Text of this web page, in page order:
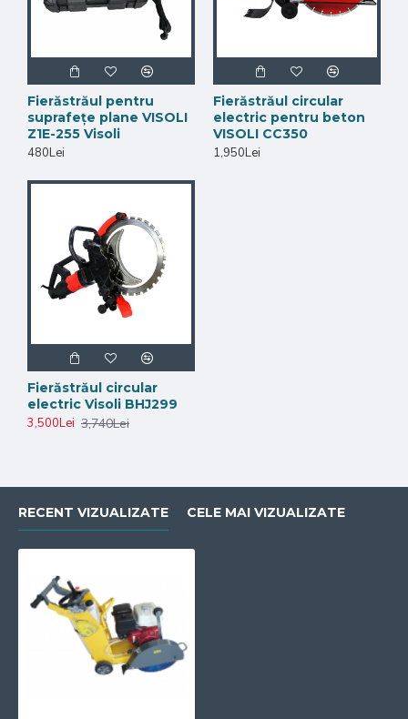
Fierăstrăul pentru
suprafețe plane VISOLI
Z1E-255 Visoli
480Lei
Fierăstrăul circular
electric pentru beton
VISOLI CC350
1,950Lei
Fierăstrăul circular
electric Visoli BHJ299
3,500Lei 3,740Lei
RECENT VIZUALIZATE CELE MAI VIZUALIZATE